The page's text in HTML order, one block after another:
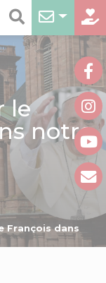
le
notre
François dans